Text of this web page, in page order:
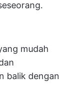
mudah
balik dengan